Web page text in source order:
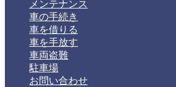
メンテナンス
車の手続き
車を借りる
車を手放す
車両盗難
駐車場
お問い合わせ